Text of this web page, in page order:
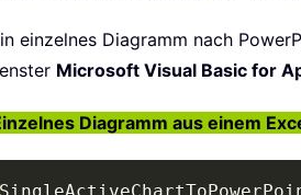
einzelnes Diagramm nach
Microsoft Visual Basic for
Diagramm aus einem